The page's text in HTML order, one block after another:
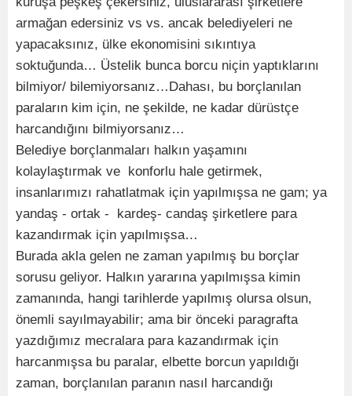
armağan edersiniz vs vs. ancak belediyeleri ne
yapacaksınız, ülke ekonomisini sıkıntıya
soktuğunda… Üstelik bunca borcu niçin yaptıklarını
bilmiyor/ bilemiyorsanız…Dahası, bu borçlanılan
paraların kim için, ne şekilde, ne kadar dürüstçe
harcandığını bilmiyorsanız…
Belediye borçlanmaları halkın yaşamını
kolaylaştırmak ve konforlu hale getirmek,
insanlarımızı rahatlatmak için yapılmışsa ne gam; ya
yandaş - ortak - kardeş- candaş şirketlere para
kazandırmak için yapılmışsa…
Burada akla gelen ne zaman yapılmış bu borçlar
sorusu geliyor. Halkın yararına yapılmışsa kimin
zamanında, hangi tarihlerde yapılmış olursa olsun,
önemli sayılmayabilir; ama bir önceki paragrafta
yazdığımız mecralara para kazandırmak için
harcanmışsa bu paralar, elbette borcun yapıldığı
zaman, borçlanılan paranın nasıl harcandığı